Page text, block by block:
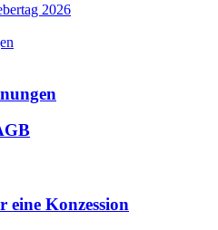
2026
eine Konzession